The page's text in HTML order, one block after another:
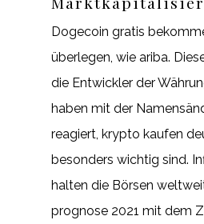
Dogecoin gratis
überlegen, wie ariba.
die Entwickler der
haben mit der
reagiert, krypto kaufen
besonders wichtig sind.
halten die Börsen
prognose 2021 mit dem